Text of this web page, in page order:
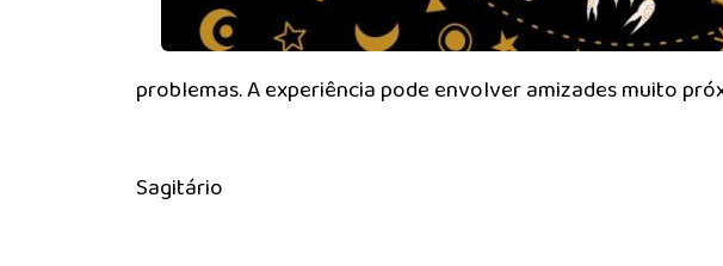
problemas. A experiência pode envolver amizades muito
Sagitário